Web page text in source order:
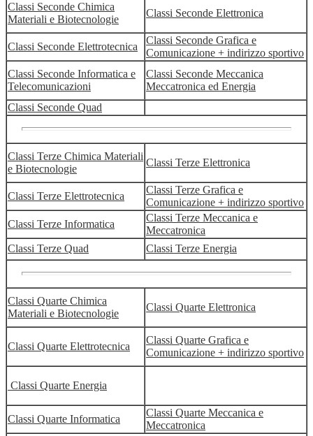
Classi Seconde Chimica
Materiali e Biotecnologie
Classi Seconde Elettronica
Classi Seconde Elettrotecnica
Classi Seconde Grafica e
Comunicazione + indirizzo sportivo
Classi Seconde Informatica e
Telecomunicazioni
Classi Seconde Meccanica
Meccatronica ed Energia
Classi Seconde Quad
Classi Terze Chimica Materiali
e Biotecnologie
Classi Terze Elettronica
Classi Terze Elettrotecnica
Classi Terze Grafica e
Comunicazione + indirizzo sportivo
Classi Terze Informatica
Classi Terze Meccanica e
Meccatronica
Classi Terze Quad
Classi Terze Energia
Classi Quarte Chimica
Materiali e Biotecnologie
Classi Quarte Elettronica
Classi Quarte Elettrotecnica
Classi Quarte Grafica e
Comunicazione + indirizzo sportivo
Classi Quarte Energia
Classi Quarte Informatica
Classi Quarte Meccanica e
Meccatronica